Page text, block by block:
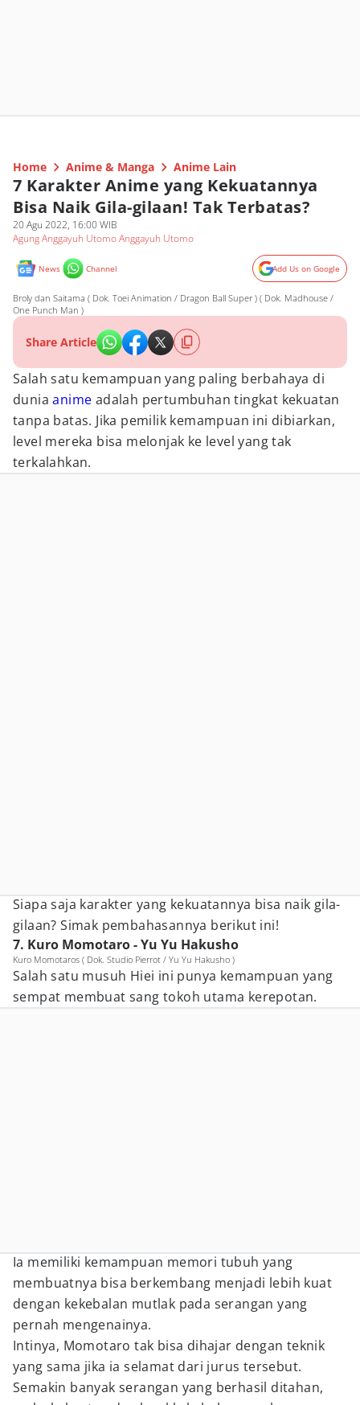
Home Anime & Manga Anime Lain
7 Karakter Anime yang Kekuatannya
Bisa Naik Gila-gilaan! Tak Terbatas?
20 Agu 2022, 16:00 WIB
Agung Anggayuh Utomo Anggayuh Utomo
News Channel Add Us on Google
Broly dan Saitama ( Dok. Toei Animation / Dragon Ball Super ) ( Dok. Madhouse /
One Punch Man )
Share Article
Salah satu kemampuan yang paling berbahaya di
duniaanime adalah pertumbuhan tingkat kekuatan
tanpa batas. Jika pemilik kemampuan ini dibiarkan,
level mereka bisa melonjak ke level yang tak
terkalahkan.
Siapa saja karakter yang kekuatannya bisa naik gila-
gilaan? Simak pembahasannya berikut ini!
7. Kuro Momotaro - Yu Yu Hakusho
Kuro Momotaros ( Dok. Studio Pierrot / Yu Yu Hakusho )
Salah satu musuh Hiei ini punya kemampuan yang
sempat membuat sang tokoh utama kerepotan.
Ia memiliki kemampuan memori tubuh yang
membuatnya bisa berkembang menjadi lebih kuat
dengan kekebalan mutlak pada serangan yang
pernah mengenainya.
Intinya, Momotaro tak bisa dihajar dengan teknik
yang sama jika ia selamat dari jurus tersebut.
Semakin banyak serangan yang berhasil ditahan,